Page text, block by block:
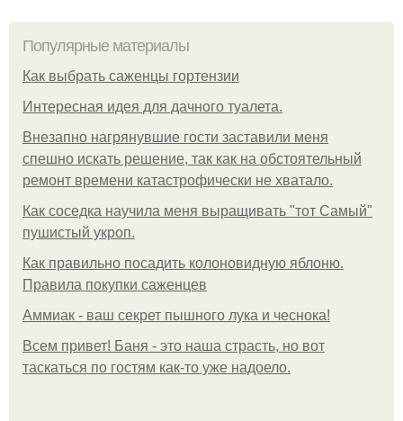
Популярные материалы
Как выбрать саженцы гортензии
Интересная идея для дачного туалета.
Внезапно нагрянувшие гости заставили меня
спешно искать решение, так как на обстоятельный
ремонт времени катастрофически не хватало.
Как соседка научила меня выращивать "тот Самый"
пушистый укроп.
Как правильно посадить колоновидную яблоню.
Правила покупки саженцев
Аммиак - ваш секрет пышного лука и чеснока!
Всем привет! Баня - это наша страсть, но вот
таскаться по гостям как-то уже надоело.